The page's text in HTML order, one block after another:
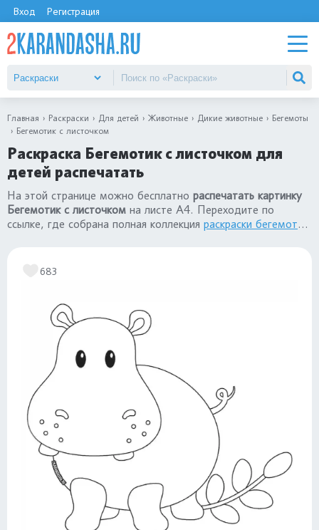
Вход Регистрация
Главная Раскраски Для детей Животные Дикие животные
Бегемоты
Бегемотик с листочком
Раскраска Бегемотик с листочком для
детей распечатать
На этой странице можно бесплатно распечатать картинку
Бегемотик с листочком на листе А4. Переходите по
ссылке, где собрана полная коллекция раскраски бегемоты
683